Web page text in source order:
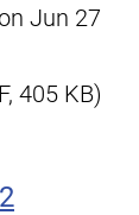
Jun 27
405 KB)